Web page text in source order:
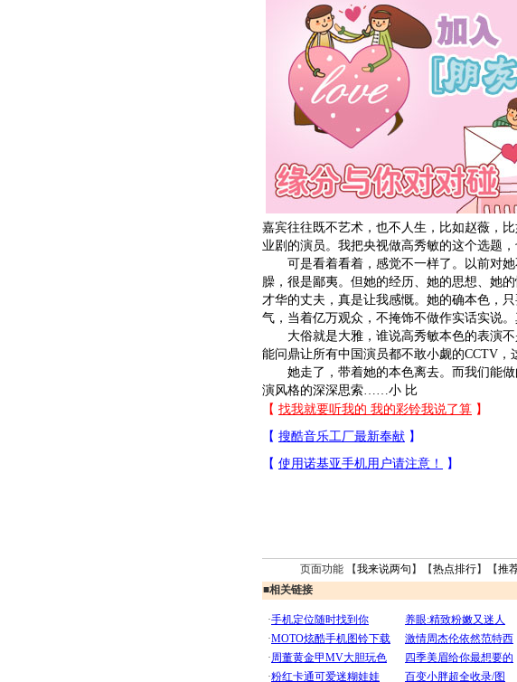
嘉宾往往既不艺术，也不人生，比如赵薇，
业剧的演员。我把央视做高秀敏的这个选题，
可是看着看着，感觉不一样了。以前对她
臊，很是鄙夷。但她的经历、她的思想、她
才华的丈夫，真是让我感慨。她的确本色，
气，当着亿万观众，不掩饰不做作实话实说。
大俗就是大雅，谁说高秀敏本色的表演不
能问鼎让所有中国演员都不敢小觑的CCTV，
她走了，带着她的本色离去。而我们能做
演风格的深深思索……小 比
页面功能 【我来说两句 】【热点排行】【推
■相关链接